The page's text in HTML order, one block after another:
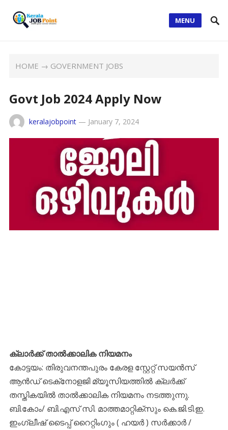
MENU
HOME → GOVERNMENT JOBS
Govt Job 2024 Apply Now
keralajobpoint— January 7, 2024
ക്ലാര്‍ക്ക് താൽക്കാലിക നിയമനം
കോട്ടയം: തിരുവനന്തപുരം കേരള സ്റ്റേറ്റ് സയൻസ്
ആൻഡ് ടെക്‌നോളജി മ്യൂസിയത്തിൽ ക്ലർക്ക്
തസ്തികയിൽ താൽക്കാലിക നിയമനം നടത്തുന്നു.
ബി.കോം/ ബി.എസ് സി. മാത്തമാറ്റിക്‌സും കെ.ജി.ടി.ഇ.
ഇംഗ്ലീഷ് ടൈപ്പ് റൈറ്റിംഗും ( ഹയർ ) സർക്കാർ /